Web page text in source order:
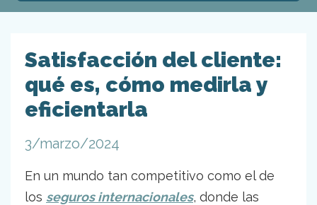
Satisfacción del cliente:
qué es, cómo medirla y
eficientarla
3/marzo/2024
En un mundo tan competitivo como el de
los seguros internacionales, donde las